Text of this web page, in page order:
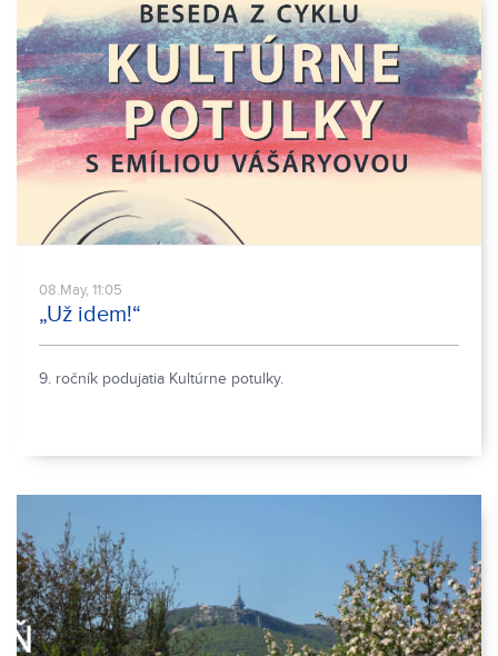
08.May, 11:05
„Už idem!“
9. ročník podujatia Kultúrne potulky.